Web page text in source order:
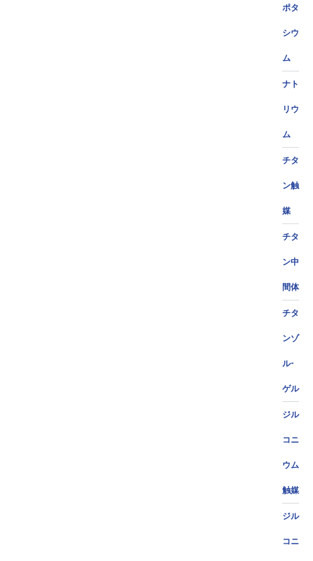
ポタ
シウ
ム
ナト
リウ
ム
チタ
ン触
媒
チタ
ン中
間体
チタ
ンゾ
ル-
ゲル
ジル
コニ
ウム
触媒
ジル
コニ